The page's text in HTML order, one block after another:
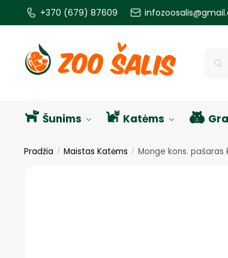
+370 (679) 87609
Šunims Katėms
Pradžia / Maistas Katėms / Monge kons.